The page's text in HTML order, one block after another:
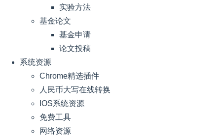
实验方法
基金论文
基金申请
论文投稿
系统资源
Chrome精选插件
人民币大写在线转换
IOS系统资源
免费工具
网络资源